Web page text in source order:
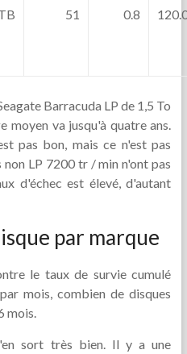
51 0.8
Barracuda LP de 1,5 To
moyen va jusqu'à quatre ans.
pas bon, mais ce n'est pas
LP 7200 tr / min n'ont pas
d'échec est élevé, d'autant
par marque
le taux de survie cumulé
mois, combien de disques
mois.
sort très bien. Il y a une